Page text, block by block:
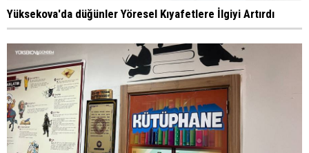
Yüksekova'da düğünler Yöresel Kıyafetlere İlgiyi Artırdı